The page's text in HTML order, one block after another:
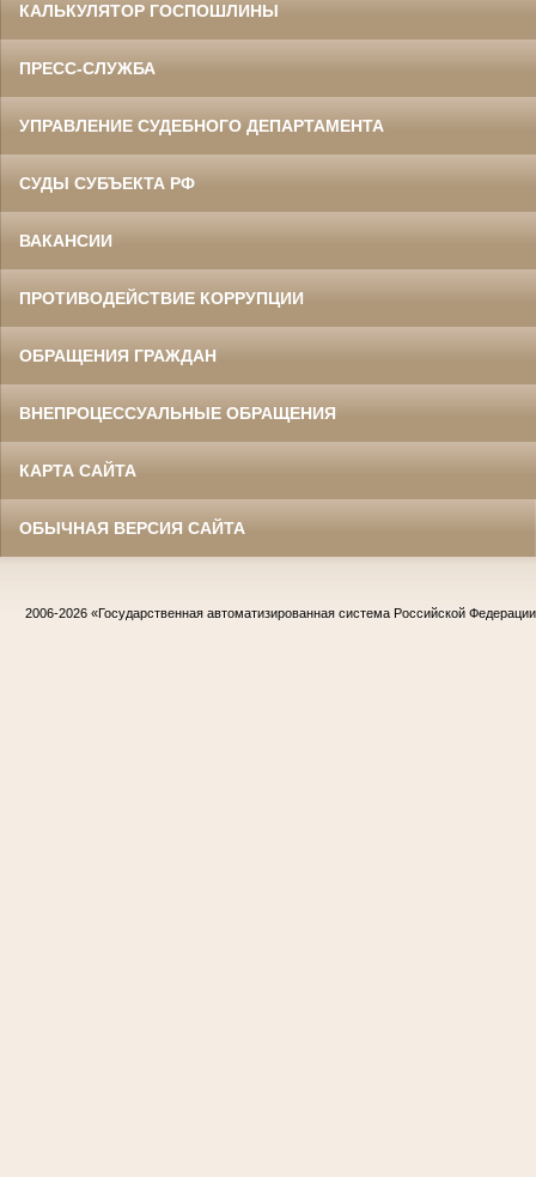
КАЛЬКУЛЯТОР ГОСПОШЛИНЫ
ПРЕСС-СЛУЖБА
УПРАВЛЕНИЕ СУДЕБНОГО ДЕПАРТАМЕНТА
СУДЫ СУБЪЕКТА РФ
ВАКАНСИИ
ПРОТИВОДЕЙСТВИЕ КОРРУПЦИИ
ОБРАЩЕНИЯ ГРАЖДАН
ВНЕПРОЦЕССУАЛЬНЫЕ ОБРАЩЕНИЯ
КАРТА САЙТА
ОБЫЧНАЯ ВЕРСИЯ САЙТА
2006-2026 «Государственная автоматизированная система Российской